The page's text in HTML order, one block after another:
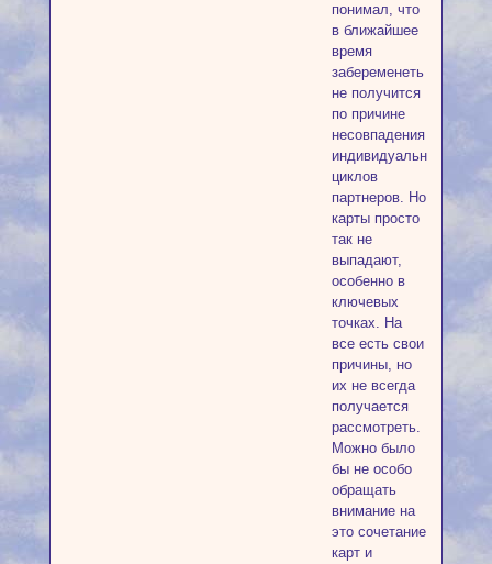
понимал, что
в ближайшее
время
забеременеть
не получится
по причине
несовпадения
индивидуальных
циклов
партнеров. Но
карты просто
так не
выпадают,
особенно в
ключевых
точках. На
все есть свои
причины, но
их не всегда
получается
рассмотреть.
Можно было
бы не особо
обращать
внимание на
это сочетание
карт и